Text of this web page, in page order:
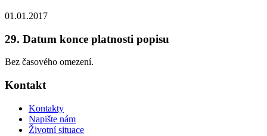
01.01.2017
29. Datum konce platnosti popisu
Bez časového omezení.
Kontakt
Kontakty
Napište nám
Životní situace